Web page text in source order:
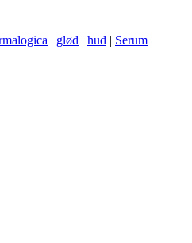
| glød | hud | Serum |